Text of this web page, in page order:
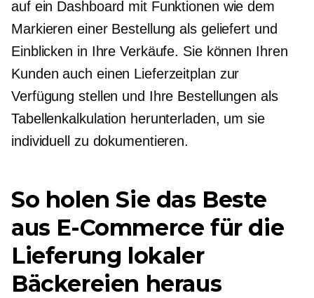
auf ein Dashboard mit Funktionen wie dem
Markieren einer Bestellung als geliefert und
Einblicken in Ihre Verkäufe. Sie können Ihren
Kunden auch einen Lieferzeitplan zur
Verfügung stellen und Ihre Bestellungen als
Tabellenkalkulation herunterladen, um sie
individuell zu dokumentieren.
So holen Sie das Beste
aus E-Commerce für die
Lieferung lokaler
Bäckereien heraus